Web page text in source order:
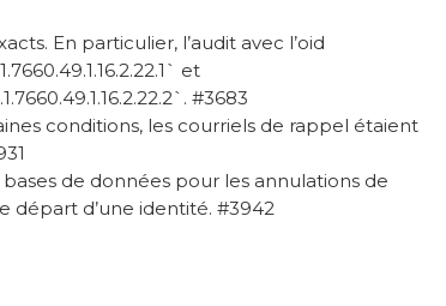
En particulier, l’audit avec l’oid
et
#3683
conditions, les courriels de rappel étaient
de données pour les annulations de
départ d’une identité. #3942